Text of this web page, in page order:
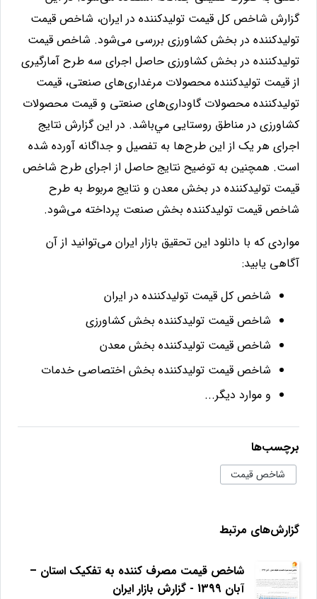
گزارش شاخص كل قيمت توليدكننده در ايران، شاخص قيمت
توليدكننده در بخش كشاورزی بررسی می‌شود. شاخص قيمت
توليدكننده در بخش كشاورزی حاصل اجرای سه طرح آمارگيری
از قيمت توليدكننده محصولات مرغداری‌های صنعتی، قيمت
توليدكننده محصولات گاوداری‌های صنعتی و قيمت محصولات
كشاورزی در مناطق روستايی مي‌باشد. در اين گزارش نتايج
اجرای هر يک از اين طرح‌ها به تفصيل و جداگانه آورده شده
است. همچنین به توضيح نتايج حاصل از اجرای طرح شاخص
قيمت توليدكننده در بخش معدن و نتايج مربوط به طرح
شاخص قيمت توليدكننده بخش صنعت پرداخته می‌شود.
مواردی که با دانلود این تحقیق بازار ایران می‌توانید از آن
آگاهی یابید:
شاخص كل قيمت توليدكننده در ايران
شاخص قيمت توليدكننده بخش كشاورزی
شاخص قيمت توليدكننده بخش معدن
شاخص قيمت توليدكننده بخش اختصاصی خدمات
و موارد دیگر...
برچسب‌ها
شاخص قیمت
گزارش‌های مرتبط
شاخص قيمت مصرف كننده به تفكيک استان –
آبان 1399 - گزارش بازار ایران